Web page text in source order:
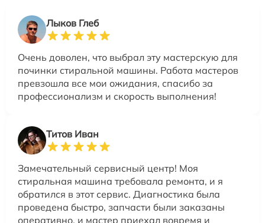
Лыков Глеб
Очень доволен, что выбрал эту мастерскую для
починки стиральной машины. Работа мастеров
превзошла все мои ожидания, спасибо за
профессионализм и скорость выполнения!
Титов Иван
Замечательный сервисный центр! Моя
стиральная машина требовала ремонта, и я
обратился в этот сервис. Диагностика была
проведена быстро, запчасти были заказаны
оперативно, и мастер приехал вовремя и